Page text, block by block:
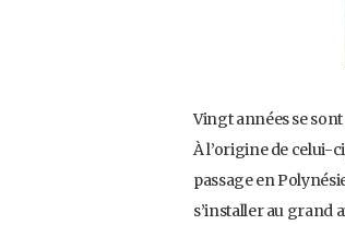
Vingt années se
À l’origine de celui-
passage en
s’installer au grand